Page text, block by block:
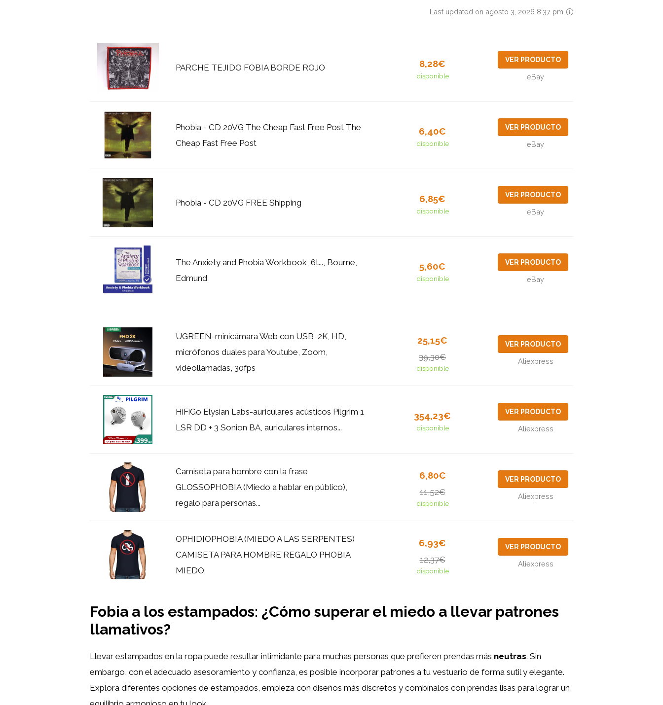
Last updated on agosto 3, 2026 8:37 pm
PARCHE TEJIDO FOBIA BORDE ROJO 8,28€
disponible
VER PRODUCTO
eBay
Phobia - CD 20VG The Cheap Fast Free Post The
Cheap Fast Free Post
6,40€
disponible
VER PRODUCTO
eBay
Phobia - CD 20VG FREE Shipping 6,85€
disponible
VER PRODUCTO
eBay
The Anxiety and Phobia Workbook, 6t..., Bourne,
Edmund
5,60€
disponible
VER PRODUCTO
eBay
UGREEN-minicámara Web con USB, 2K, HD,
micrófonos duales para Youtube, Zoom,
videollamadas, 30fps
25,15€
39,30€
disponible
VER PRODUCTO
Aliexpress
HiFiGo Elysian Labs-auriculares acústicos Pilgrim 1
LSR DD + 3 Sonion BA, auriculares internos...
354,23€
disponible
VER PRODUCTO
Aliexpress
Camiseta para hombre con la frase
GLOSSOPHOBIA (Miedo a hablar en público),
regalo para personas...
6,80€
11,52€
disponible
VER PRODUCTO
Aliexpress
OPHIDIOPHOBIA (MIEDO A LAS SERPENTES)
CAMISETA PARA HOMBRE REGALO PHOBIA
MIEDO
6,93€
12,37€
disponible
VER PRODUCTO
Aliexpress
Fobia a los estampados: ¿Cómo superar el miedo a llevar patrones
llamativos?
Llevar estampados en la ropa puede resultar intimidante para muchas personas que prefieren prendas más neutras. Sin
embargo, con el adecuado asesoramiento y confianza, es posible incorporar patrones a tu vestuario de forma sutil y elegante.
Explora diferentes opciones de estampados, empieza con diseños más discretos y combínalos con prendas lisas para lograr un